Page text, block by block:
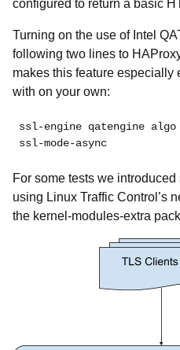
configured to return a basic
Turning on the use of Intel
following two lines to
makes this feature especially
with on your own:
ssl-engine qatengine algo
ssl-mode-async
For some tests we
using Linux Traffic Control’s
the kernel-modules-extra